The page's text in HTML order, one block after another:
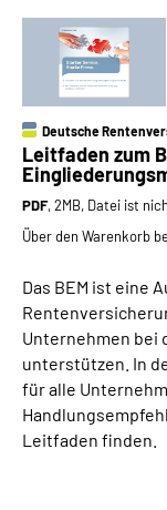
Deutsche
Leitfaden zum
PDF, 2MB, Datei ist
Über den Warenkorb
Das BEM ist eine
Unternehmen bei
unterstützen. In
für alle
Leitfaden finden.